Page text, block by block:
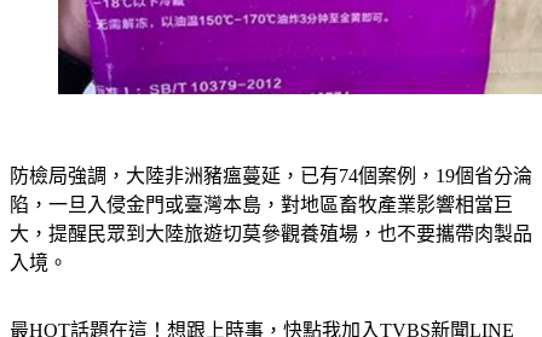
防檢局強調，大陸非洲豬瘟蔓延，已有74個案例，19個省分淪
陷，一旦入侵金門或臺灣本島，對地區畜牧產業影響相當巨
大，提醒民眾到大陸旅遊切莫參觀養殖場，也不要攜帶肉製品
入境。
最HOT話題在這！想跟上時事，快點我加入TVBS新聞LINE